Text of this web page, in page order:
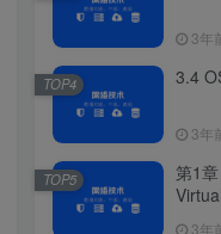
3年
3.4
3年
TOP4
第1
3年
TOP5